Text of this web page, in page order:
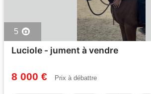
5
Luciole - jument à vendre
8 000 € Prix à débattre